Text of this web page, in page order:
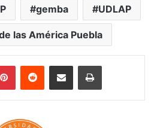
gemba UDLAP
las América Puebla
PinterestReddit Share via Email Print